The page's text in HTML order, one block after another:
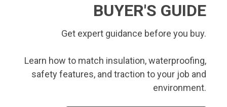
BUYER'S GUIDE
Get expert guidance before you buy.
Learn how to match insulation, waterproofing,
safety features, and traction to your job and
environment.